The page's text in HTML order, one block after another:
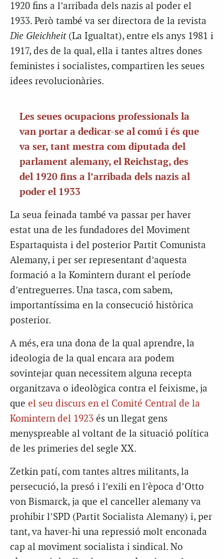
1920 fins a l’arribada dels nazis al poder el
1933. Però també va ser directora de la revista
Die Gleichheit(La Igualtat), entre els anys 1981 i
1917, des de la qual, ella i tantes altres dones
feministes i socialistes, compartiren les seues
idees revolucionàries.
Les seues ocupacions professionals la
van portar a dedicar-se al comú i és que
va ser, tant mestra com diputada del
parlament alemany, el Reichstag, des
del 1920 fins a l’arribada dels nazis al
poder el 1933
La seua feinada també va passar per haver
estat una de les fundadores del Moviment
Espartaquista i del posterior Partit Comunista
Alemany, i per ser representant d’aquesta
formació a la Komintern durant el període
d’entreguerres. Una tasca, com sabem,
importantíssima en la consecució històrica
posterior.
A més, era una dona de la qual aprendre, la
ideologia de la qual encara ara podem
sovintejar quan necessitem alguna recepta
organitzava o ideològica contra el feixisme, ja
que el seu discurs en el Comité Central de la
Komintern del 1923 és un llegat gens
menyspreable al voltant de la situació política
de les primeries del segle XX.
Zetkin patí, com tantes altres militants, la
persecució, la presó i l’exili en l’època d’Otto
von Bismarck, ja que el canceller alemany va
prohibir l’SPD (Partit Socialista Alemany) i, per
tant, va haver-hi una repressió molt enconada
cap al moviment socialista i sindical. No